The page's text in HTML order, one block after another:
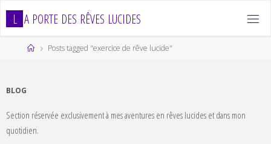
L A PORTE DES RÊVES LUCIDES
HomePosts tagged "exercice de rêve lucide"
BLOG
Section réservée exclusivement à mes aventures en rêves lucides et dans mon
quotidien.